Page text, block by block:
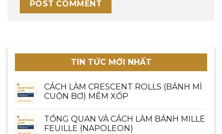
TIN TỨC MỚI NHẤT
CÁCH LÀM CRESCENT ROLLS (BÁNH MÌ
CUỘN BƠ) MỀM XỐP
TỔNG QUAN VÀ CÁCH LÀM BÁNH MILLE
FEUILLE (NAPOLEON)